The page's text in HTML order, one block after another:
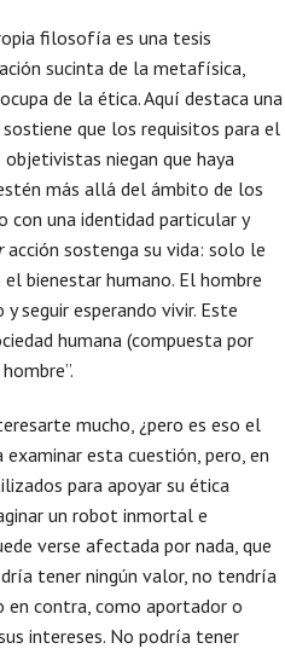
filosofía es una tesis
sucinta de la metafísica,
de la ética. Aquí destaca una
que los requisitos para el
niegan que haya
más allá del ámbito de los
con una identidad particular y
acción sostenga su vida: solo le
bienestar humano. El hombre
seguir esperando vivir. Este
humana (compuesta por
mucho, ¿pero es eso el
esta cuestión, pero, en
para apoyar su ética
un robot inmortal e
verse afectada por nada, que
tener ningún valor, no tendría
en contra, como aportador o
intereses. No podría tener